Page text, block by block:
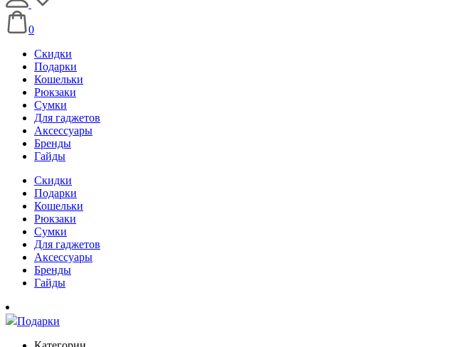
0
Скидки
Подарки
Кошельки
Рюкзаки
Сумки
Для гаджетов
Аксессуары
Бренды
Гайды
Скидки
Подарки
Кошельки
Рюкзаки
Сумки
Для гаджетов
Аксессуары
Бренды
Гайды
Подарки